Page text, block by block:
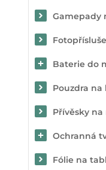
Gamepady
Baterie do
Pouzdra
Přívěsky
Ochranná
Fólie na